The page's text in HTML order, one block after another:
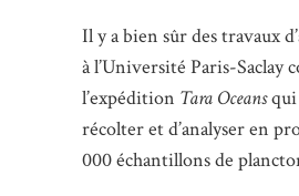
Il y a bien sûr des travaux
à l’Université Paris-Saclay
l’expédition Tara Oceansqui
récolter et d’analyser en
000 échantillons de